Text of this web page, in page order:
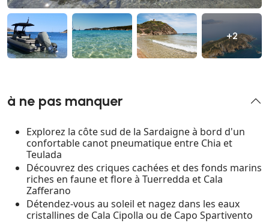
+2
à ne pas manquer
Explorez la côte sud de la Sardaigne à bord d'un
confortable canot pneumatique entre Chia et
Teulada
Découvrez des criques cachées et des fonds marins
riches en faune et flore à Tuerredda et Cala
Zafferano
Détendez-vous au soleil et nagez dans les eaux
cristallines de Cala Cipolla ou de Capo Spartivento